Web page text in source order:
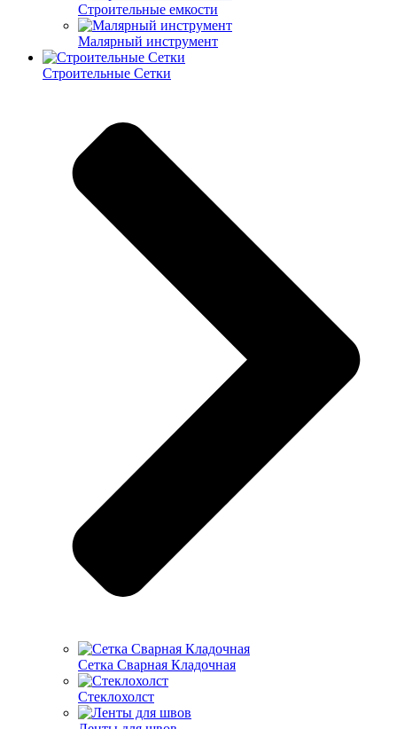
Строительные емкости
Малярный инструмент
Строительные Сетки
Cетка Сварная Кладочная
Cтеклохолст